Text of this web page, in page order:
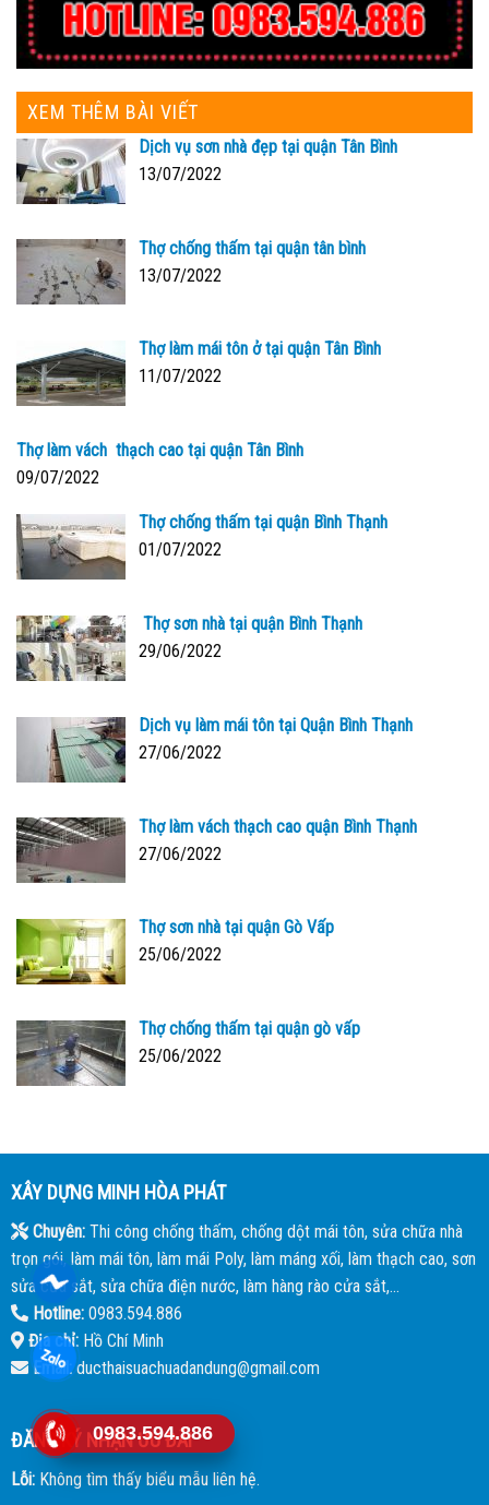
XEM THÊM BÀI VIẾT
Dịch vụ sơn nhà đẹp tại quận Tân Bình
13/07/2022
Thợ chống thấm tại quận tân bình
13/07/2022
Thợ làm mái tôn ở tại quận Tân Bình
11/07/2022
Thợ làm vách thạch cao tại quận Tân Bình
09/07/2022
Thợ chống thấm tại quận Bình Thạnh
01/07/2022
Thợ sơn nhà tại quận Bình Thạnh
29/06/2022
Dịch vụ làm mái tôn tại Quận Bình Thạnh
27/06/2022
Thợ làm vách thạch cao quận Bình Thạnh
27/06/2022
Thợ sơn nhà tại quận Gò Vấp
25/06/2022
Thợ chống thấm tại quận gò vấp
25/06/2022
XÂY DỰNG MINH HÒA PHÁT
Chuyên:Thi công chống thấm, chống dột mái tôn, sửa chữa nhà
trọn gói, làm mái tôn, làm mái Poly, làm máng xối, làm thạch cao, sơn
sửa cửa sắt, sửa chữa điện nước, làm hàng rào cửa sắt,...
Hotline:0983.594.886
Địa chỉ:Hồ Chí Minh
Email:ducthaisuachuadandung@gmail.com
ĐĂNG KÝ NHẬN ƯU ĐÃI
Lỗi:Không tìm thấy biểu mẫu liên hệ.
0983.594.886